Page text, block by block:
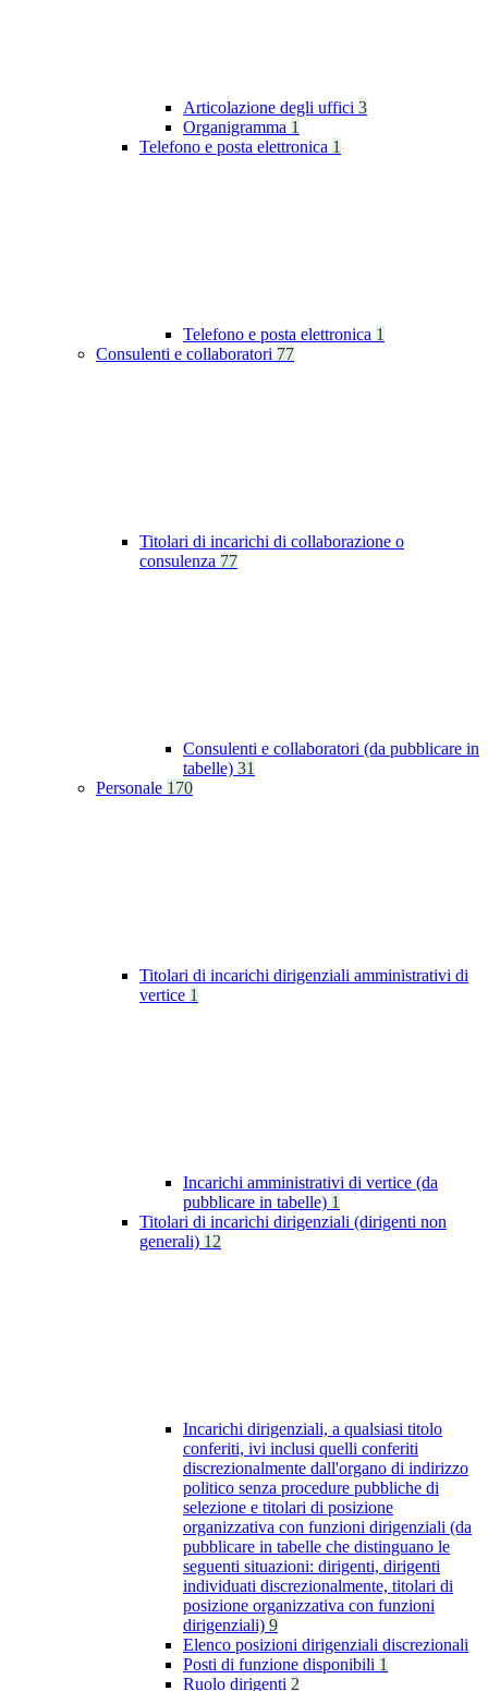
Articolazione degli uffici 3
Organigramma 1
Telefono e posta elettronica 1
Telefono e posta elettronica 1
Consulenti e collaboratori 77
Titolari di incarichi di collaborazione o
consulenza 77
Consulenti e collaboratori (da pubblicare in
tabelle) 31
Personale 170
Titolari di incarichi dirigenziali amministrativi di
vertice 1
Incarichi amministrativi di vertice (da
pubblicare in tabelle) 1
Titolari di incarichi dirigenziali (dirigenti non
generali) 12
Incarichi dirigenziali, a qualsiasi titolo
conferiti, ivi inclusi quelli conferiti
discrezionalmente dall'organo di indirizzo
politico senza procedure pubbliche di
selezione e titolari di posizione
organizzativa con funzioni dirigenziali (da
pubblicare in tabelle che distinguano le
seguenti situazioni: dirigenti, dirigenti
individuati discrezionalmente, titolari di
posizione organizzativa con funzioni
dirigenziali) 9
Elenco posizioni dirigenziali discrezionali
Posti di funzione disponibili 1
Ruolo dirigenti 2